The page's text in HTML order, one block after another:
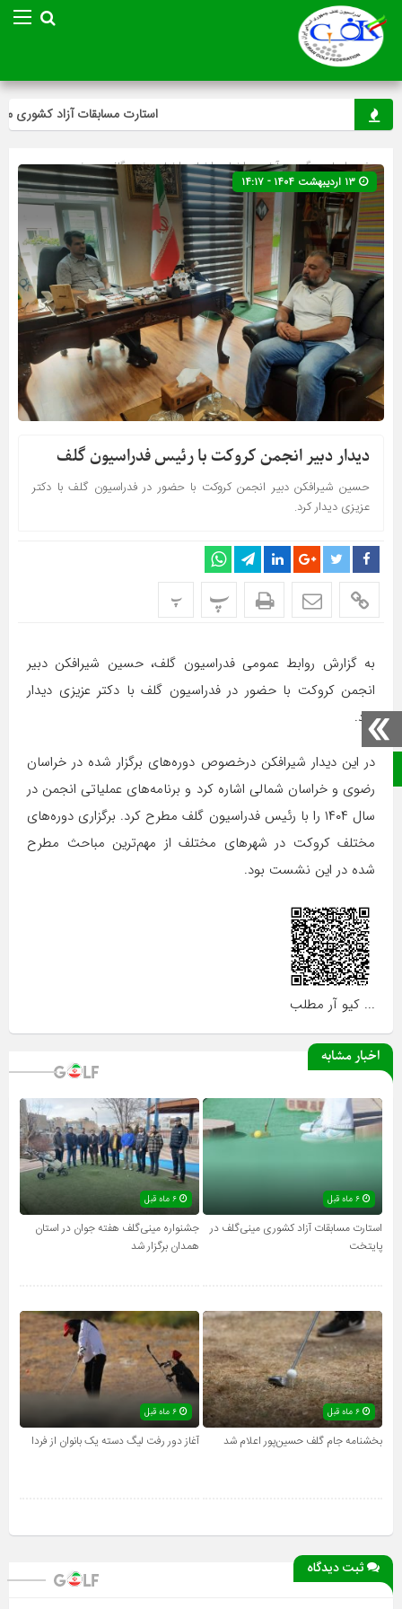
صفحه نخست
استارت مسابقات آزاد کشوری
صفحه اصلی» گروه »آخرین اخبار»اخبار»اخبار ویژه»گلف»ویژه
دیدار دبیر انجمن کروکت با رئیس فدراسیون گلف
حسین شیرافکن دبیر انجمن کروکت با حضور در فدراسیون گلف با دکتر
عزیزی دیدار کرد.
پ پ
به گزارش روابط عمومی فدراسیون گلف، حسین شیرافکن دبیر
انجمن کروکت با حضور در فدراسیون گلف با دکتر عزیزی دیدار
کرد.
در این دیدار شیرافکن درخصوص دوره‌های برگزار شده در خراسان
رضوی و خراسان شمالی اشاره کرد و برنامه‌های عملیاتی انجمن در
سال ۱۴۰۴ را با رئیس فدراسیون گلف مطرح کرد. برگزاری دوره‌های
مختلف کروکت در شهرهای مختلف از مهم‌ترین مباحث مطرح
شده در این نشست بود.
... کیو آر مطلب
اخبار مشابه
۶ ماه قبل
استارت مسابقات آزاد کشوری مینی‌گلف در
پایتخت
جشنواره مینی‌گلف هفته جوان در استان
همدان برگزار شد
۶ ماه قبل
بخشنامه جام گلف حسین‌پور اعلام شد آغاز دور رفت لیگ دسته یک بانوان از فردا
ثبت دیدگاه